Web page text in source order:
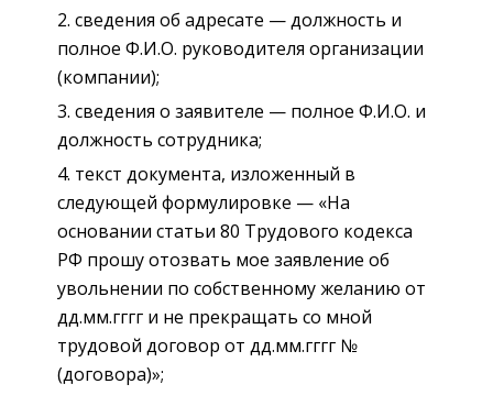
сведения об адресате — должность и
полное Ф.И.О. руководителя организации
(компании);
сведения о заявителе — полное Ф.И.О. и
должность сотрудника;
текст документа, изложенный в
следующей формулировке — «На
основании статьи 80 Трудового кодекса
РФ прошу отозвать мое заявление об
увольнении по собственному желанию от
дд.мм.гггг и не прекращать со мной
трудовой договор от дд.мм.гггг №
(договора)»;